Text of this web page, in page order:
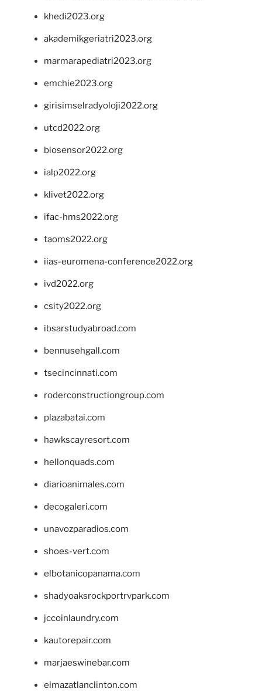
khedi2023.org
akademikgeriatri2023.org
marmarapediatri2023.org
emchie2023.org
girisimselradyoloji2022.org
utcd2022.org
biosensor2022.org
ialp2022.org
klivet2022.org
ifac-hms2022.org
taoms2022.org
iias-euromena-conference2022.org
ivd2022.org
csity2022.org
ibsarstudyabroad.com
bennusehgall.com
tsecincinnati.com
roderconstructiongroup.com
plazabatai.com
hawkscayresort.com
hellonquads.com
diarioanimales.com
decogaleri.com
unavozparadios.com
shoes-vert.com
elbotanicopanama.com
shadyoaksrockportrvpark.com
jccoinlaundry.com
kautorepair.com
marjaeswinebar.com
elmazatlanclinton.com